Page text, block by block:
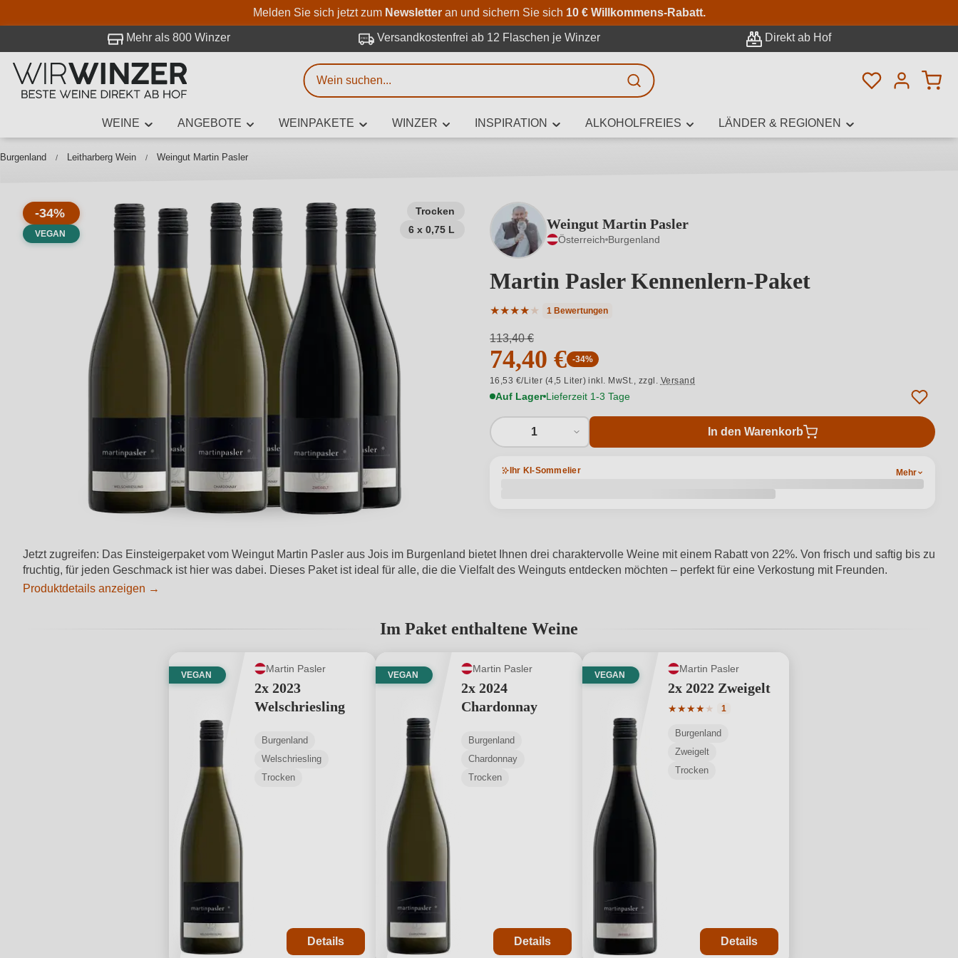
Zum Hauptinhalt springen
Zur Suche springen
Zur Hauptnavigation springen
Melden Sie sich jetzt zum Newsletteran und sichern Sie sich 10 € Willkommens-Rabatt.
Mehr als 800 Winzer Versandkostenfrei ab 12 Flaschen je Winzer Direkt ab Hof
Du hast 0
WEINE ANGEBOTE WEINPAKETE WINZER INSPIRATION ALKOHOLFREIES LÄNDER & REGIONEN
Burgenland Leitharberg Wein Weingut Martin Pasler
Trocken
6 x 0,75 L
-34%
VEGAN
Weingut Martin Pasler
Österreich Burgenland
Martin Pasler Kennenlern-Paket
★★★★★
Durchschnittliche Bewertung von 4 von 5 Sternen
1 Bewertungen
113,40 €
74,40 € -34%
16,53 €/Liter (4,5 Liter) inkl. MwSt., zzgl. Versand
Auf Lager Lieferzeit 1-3 Tage
1 In den Warenkorb
Ihr KI-Sommelier Mehr
Jetzt zugreifen: Das Einsteigerpaket vom Weingut Martin Pasler aus Jois im Burgenland bietet Ihnen drei charaktervolle Weine mit einem Rabatt von 22%. Von frisch und saftig bis zu
fruchtig, für jeden Geschmack ist hier was dabei. Dieses Paket ist ideal für alle, die die Vielfalt des Weinguts entdecken möchten – perfekt für eine Verkostung mit Freunden.
Produktdetails anzeigen →
Im Paket enthaltene Weine
VEGAN
Martin Pasler
2x 2023
Welschriesling
Burgenland
Welschriesling
Trocken
Details
VEGAN
Martin Pasler
2x 2024
Chardonnay
Burgenland
Chardonnay
Trocken
Details
VEGAN
Martin Pasler
2x 2022 Zweigelt
★★★★★
Durchschnittliche Bewertung von 4 von 5 Sternen
1
Burgenland
Zweigelt
Trocken
Details
Weinsuche
Mindestens 3 Zeichen eingeben
Erweiterte Suche
Beschreiben Sie, welchen Wein Sie suchen – ob nach Geschmack, Anlass, Weinnamen,
Rebsorte, Region, Winzer oder anderen Kriterien.
bei WirWinzer.